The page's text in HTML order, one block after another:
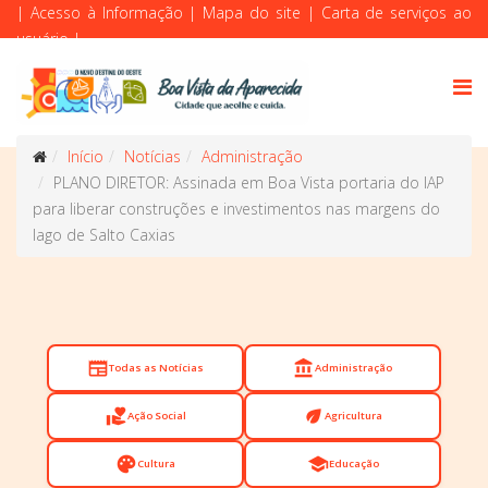
| Acesso à Informação | Mapa do site | Carta de serviços ao
usuário|
Início Notícias
Administração
PLANO DIRETOR: Assinada em Boa Vista portaria do IAP
para liberar construções e investimentos nas margens do
lago de Salto Caxias
newspaperTodas as Notícias account_balanceAdministração
volunteer_activismAção Social eco Agricultura
paletteCultura schoolEducação